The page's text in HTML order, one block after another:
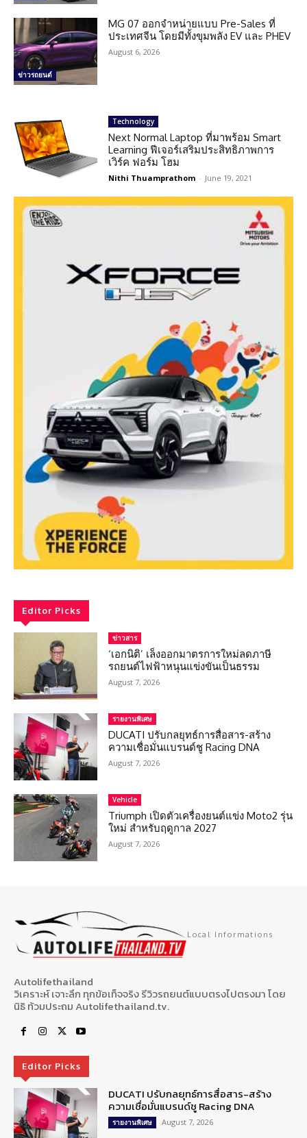
ข่าวรถยนต์
MG 07 ออกจำหน่ายแบบ Pre-Sales ที่
ประเทศจีน โดยมีทั้งขุมพลัง EV และ PHEV
August 6, 2026
Technology
Next Normal Laptop ที่มาพร้อม Smart
Learning ฟีเจอร์เสริมประสิทธิภาพการ
เวิร์ค ฟอร์ม โฮม
Nithi Thuamprathom - June 19, 2021
Editor Picks
ข่าวสาร
‘เอกนิติ’ เล็งออกมาตรการใหม่ลดภาษี
รถยนต์ไฟฟ้าหนุนแข่งขันเป็นธรรม
August 7, 2026
รายงานพิเศษ
DUCATI ปรับกลยุทธ์การสื่อสาร-สร้าง
ความเชื่อมั่นแบรนด์ชู Racing DNA
August 7, 2026
Vehicle
Triumph เปิดตัวเครื่องยนต์แข่ง Moto2 รุ่น
ใหม่ สำหรับฤดูกาล 2027
August 7, 2026
Local Informations
Autolifethailand
วิเคราะห์ เจาะลึก ทุกข้อเท็จจริง รีวิวรถยนต์แบบตรงไปตรงมา โดย
นิธิ ท้วมประถม Autolifethailand.tv.
Editor Picks
DUCATI ปรับกลยุทธ์การสื่อสาร-สร้าง
ความเชื่อมั่นแบรนด์ชู Racing DNA
รายงานพิเศษ August 7, 2026